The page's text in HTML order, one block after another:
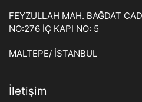
FEYZULLAH MAH. BAĞDAT
NO:276 İÇ KAPI NO: 5
MALTEPE/ İSTANBUL
İletişim